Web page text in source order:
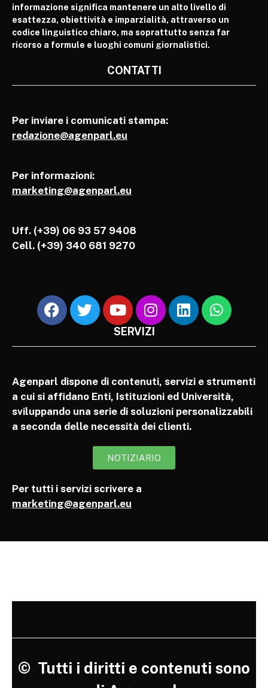
informazione significa mantenere un alto livello di
esattezza, obiettività e imparzialità, attraverso un
codice linguistico chiaro, ma soprattutto senza far
ricorso a formule e luoghi comuni giornalistici.
CONTATTI
Per inviare i comunicati stampa:
redazione@agenparl.eu
Per informazioni:
marketing@agenparl.eu
Uff. (+39) 06 93 57 9408
Cell. (+39) 340 681 9270
SERVIZI
Agenparl dispone di contenuti, servizi e strumenti
a cui si affidano Enti, Istituzioni ed Università,
sviluppando una serie di soluzioni personalizzabili
a seconda delle necessità dei clienti.
NOTIZIARIO
Per tutti i servizi scrivere a
marketing@agenparl.eu
© Tutti i diritti e contenuti sono